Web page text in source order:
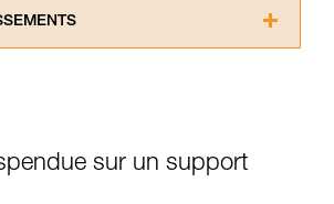
Vous devez avoir compris les
ce complément
techniques nécessite une
sur un support